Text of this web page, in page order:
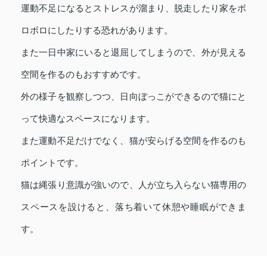
運動不足になるとストレスが溜まり、脱走したり家をボ
ロボロにしたりする恐れがあります。
また一日中家にいると退屈してしまうので、外が見える
空間を作るのもおすすめです。
外の様子を観察しつつ、日向ぼっこができるので猫にと
って快適なスペースになります。
また運動不足だけでなく、猫が安らげる空間を作るのも
ポイントです。
猫は縄張り意識が強いので、人が立ち入らない猫専用の
スペースを設けると、落ち着いて休憩や睡眠ができま
す。